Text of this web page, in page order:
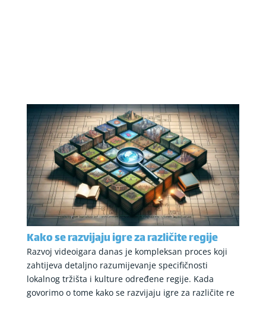
Kako se razvijaju igre za različite regije
Razvoj videoigara danas je kompleksan proces koji
zahtijeva detaljno razumijevanje specifičnosti
lokalnog tržišta i kulture određene regije. Kada
govorimo o tome kako se razvijaju igre za različite re